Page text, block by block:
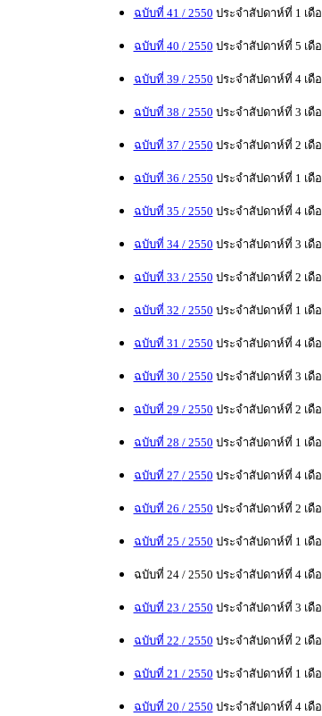
ฉบับที่ 41 / 2550 ประจำสัปดาห์ที่ 1 เดื
ฉบับที่ 40 / 2550 ประจำสัปดาห์ที่ 5 เดื
ฉบับที่ 39 / 2550 ประจำสัปดาห์ที่ 4เดื
ฉบับที่ 38 / 2550 ประจำสัปดาห์ที่ 3 เดื
ฉบับที่ 37 / 2550 ประจำสัปดาห์ที่ 2 เดื
ฉบับที่ 36 / 2550 ประจำสัปดาห์ที่ 1 เดื
ฉบับที่ 35 / 2550 ประจำสัปดาห์ที่ 4เดื
ฉบับที่ 34 / 2550 ประจำสัปดาห์ที่ 3 เดื
ฉบับที่ 33 / 2550 ประจำสัปดาห์ที่ 2 เดื
ฉบับที่ 32 / 2550 ประจำสัปดาห์ที่ 1 เดื
ฉบับที่ 31 / 2550 ประจำสัปดาห์ที่ 4เดื
ฉบับที่ 30 / 2550 ประจำสัปดาห์ที่ 3 เดื
ฉบับที่ 29 / 2550 ประจำสัปดาห์ที่ 2 เดื
ฉบับที่ 28 / 2550 ประจำสัปดาห์ที่ 1 เดื
ฉบับที่ 27 / 2550 ประจำสัปดาห์ที่ 4 เดื
ฉบับที่ 26 / 2550 ประจำสัปดาห์ที่ 2 เดื
ฉบับที่ 25 / 2550 ประจำสัปดาห์ที่ 1 เดื
ฉบับที่ 24 / 2550 ประจำสัปดาห์ที่ 4เดื
ฉบับที่ 23 / 2550 ประจำสัปดาห์ที่ 3 เดื
ฉบับที่ 22 / 2550 ประจำสัปดาห์ที่ 2 เดื
ฉบับที่ 21 / 2550 ประจำสัปดาห์ที่ 1 เดื
ฉบับที่ 20 / 2550 ประจำสัปดาห์ที่ 4 เ